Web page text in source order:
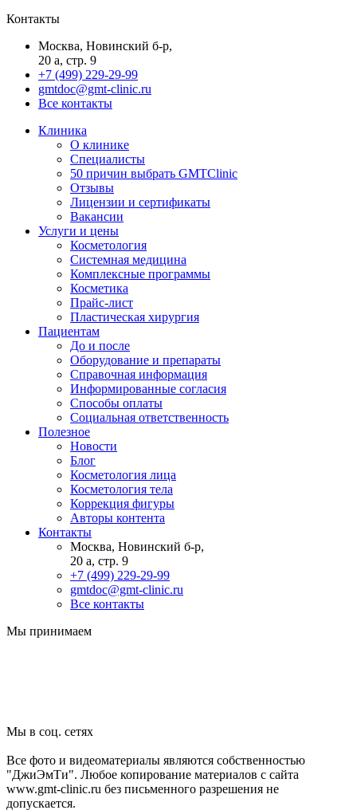
Контакты
Москва, Новинский б-р,
20 а, стр. 9
+7 (499) 229-29-99
gmtdoc@gmt-clinic.ru
Все контакты
Клиника
О клинике
Специалисты
50 причин выбрать GMTClinic
Отзывы
Лицензии и сертификаты
Вакансии
Услуги и цены
Косметология
Системная медицина
Комплексные программы
Косметика
Прайс-лист
Пластическая хирургия
Пациентам
До и после
Оборудование и препараты
Справочная информация
Информированные согласия
Способы оплаты
Социальная ответственность
Полезное
Новости
Блог
Косметология лица
Косметология тела
Коррекция фигуры
Авторы контента
Контакты
Москва, Новинский б-р,
20 а, стр. 9
+7 (499) 229-29-99
gmtdoc@gmt-clinic.ru
Все контакты
Мы принимаем
Мы в соц. сетях
Все фото и видеоматериалы являются собственностью
"ДжиЭмТи". Любое копирование материалов с сайта
www.gmt-clinic.ru без письменного разрешения не
допускается.